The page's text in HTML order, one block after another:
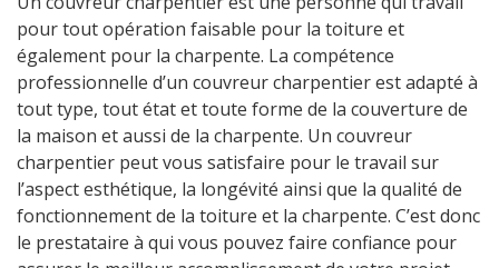
pour tout opération faisable pour la toiture et
également pour la charpente. La compétence
professionnelle d’un couvreur charpentier est adapté à
tout type, tout état et toute forme de la couverture de
la maison et aussi de la charpente. Un couvreur
charpentier peut vous satisfaire pour le travail sur
l’aspect esthétique, la longévité ainsi que la qualité de
fonctionnement de la toiture et la charpente. C’est donc
le prestataire à qui vous pouvez faire confiance pour